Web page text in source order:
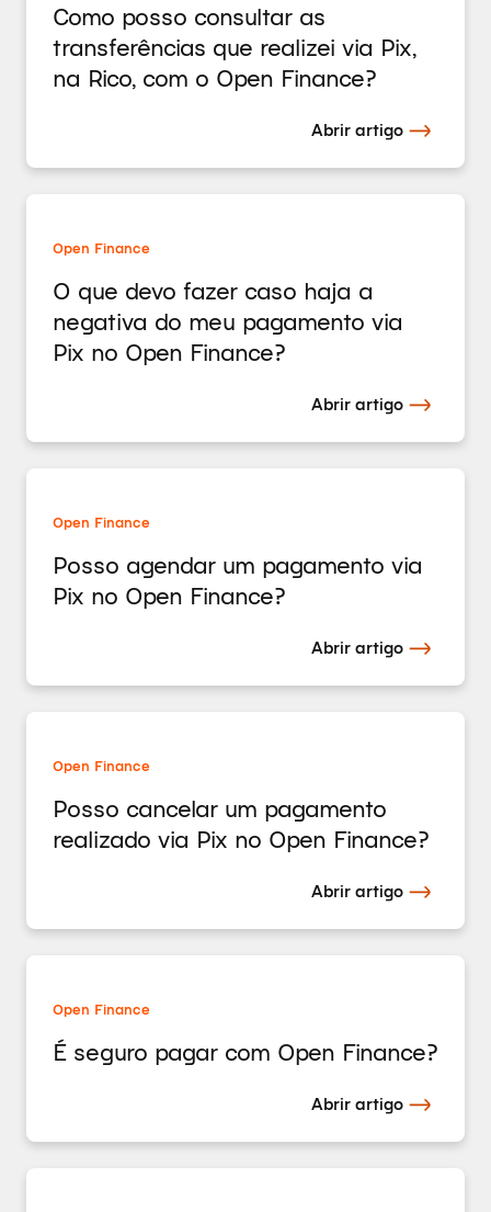
Como posso consultar as
transferências que realizei via Pix,
na Rico, com o Open Finance?
Abrir artigo
Open Finance
O que devo fazer caso haja a
negativa do meu pagamento via
Pix no Open Finance?
Abrir artigo
Open Finance
Posso agendar um pagamento via
Pix no Open Finance?
Abrir artigo
Open Finance
Posso cancelar um pagamento
realizado via Pix no Open Finance?
Abrir artigo
Open Finance
É seguro pagar com Open Finance?
Abrir artigo